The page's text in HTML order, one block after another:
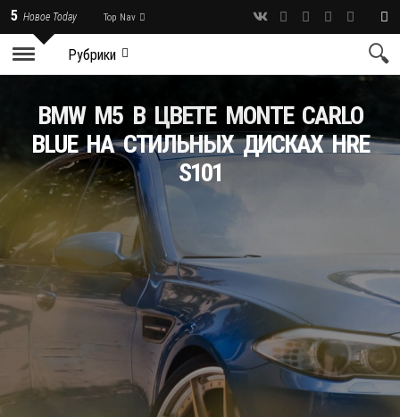
5 Новое Today Top Nav
Рубрики
BMW M5 В ЦВЕТЕ MONTE CARLO
BLUE НА СТИЛЬНЫХ ДИСКАХ HRE
S101